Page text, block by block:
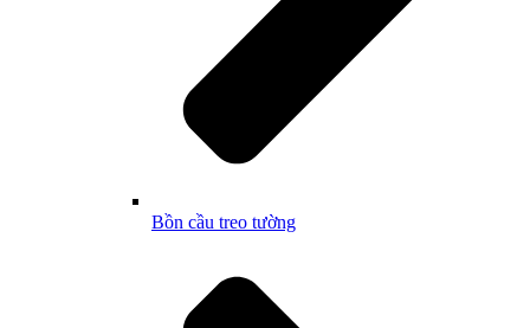
Bồn cầu treo tường